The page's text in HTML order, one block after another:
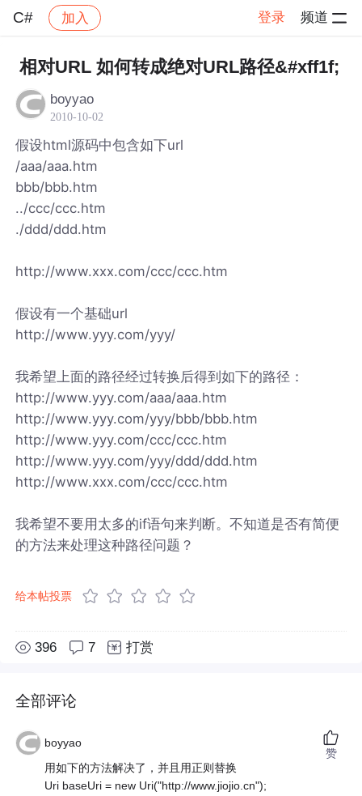
C# 加入 登录 频道
社区 C# 帖子详情
相对URL 如何转成绝对URL路径&#xff1f;
boyyao
2010-10-02
假设html源码中包含如下url
/aaa/aaa.htm
bbb/bbb.htm
../ccc/ccc.htm
./ddd/ddd.htm
http://www.xxx.com/ccc/ccc.htm
假设有一个基础url
http://www.yyy.com/yyy/
我希望上面的路径经过转换后得到如下的路径：
http://www.yyy.com/aaa/aaa.htm
http://www.yyy.com/yyy/bbb/bbb.htm
http://www.yyy.com/ccc/ccc.htm
http://www.yyy.com/yyy/ddd/ddd.htm
http://www.xxx.com/ccc/ccc.htm
我希望不要用太多的if语句来判断。不知道是否有简便
的方法来处理这种路径问题？
给本帖投票
396 7 打赏
全部评论
boyyao
用如下的方法解决了，并且用正则替换
Uri baseUri = new Uri("http://www.jiojio.cn");
赞